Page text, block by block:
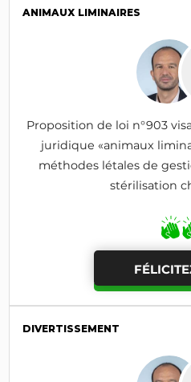
ANIMAUX LIMINAIRES
Proposition de loi n°903
juridique «animaux
méthodes létales de
stérilisation
DIVERTISSEMENT